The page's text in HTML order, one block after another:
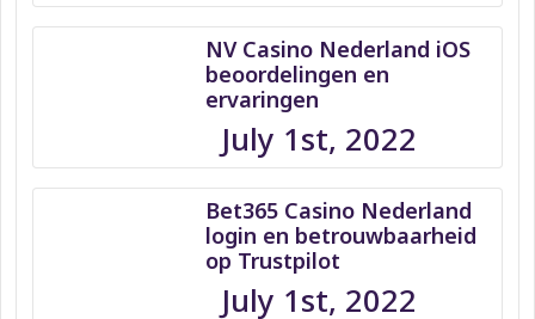
NV Casino Nederland iOS
beoordelingen en
ervaringen
July 1st, 2022
Bet365 Casino Nederland
login en betrouwbaarheid
op Trustpilot
July 1st, 2022